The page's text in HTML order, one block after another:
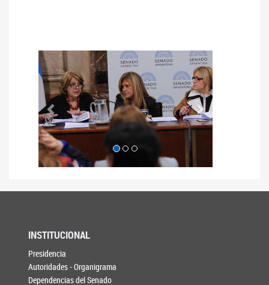
Anterior Siguiente
INSTITUCIONAL
Presidencia
Autoridades - Organigrama
Dependencias del Senado